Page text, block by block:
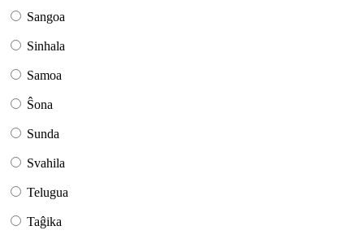
Sangoa
Sinhala
Samoa
Ŝona
Sunda
Svahila
Telugua
Taĝika